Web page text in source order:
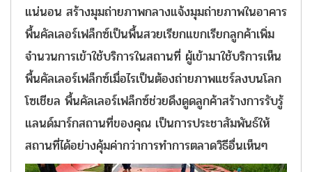
แน่นอน สร้างมุมถ่ายภาพกลางแจ้งมุมถ่ายภาพในอาคาร
พื้นคัลเลอร์เฟล็กซ์เป็นพื้นสวยเรียกแขกเรียกลูกค้าเพิ่ม
จำนวนการเข้าใช้บริการในสถานที่ ผู้เข้ามาใช้บริการเห็น
พื้นคัลเลอร์เฟล็กซ์เมื่อไรเป็นต้องถ่ายภาพแชร์ลงบนโลก
โซเชียล พื้นคัลเลอร์เฟล็กซ์ช่วยดึงดูดลูกค้าสร้างการรับรู้
แลนด์มาร์กสถานที่ของคุณ เป็นการประชาสัมพันธ์ให้
สถานที่ได้อย่างคุ้มค่ากว่าการทำการตลาดวิธีอื่นเห็นๆ